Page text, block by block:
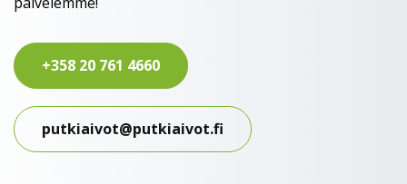
+358 20 761 4660
putkiaivot@putkiaivot.fi